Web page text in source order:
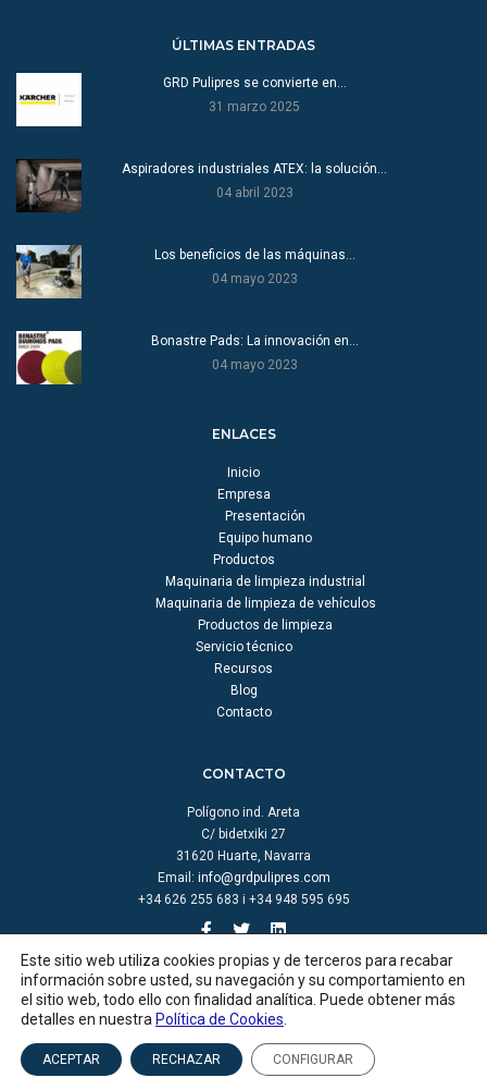
ÚLTIMAS ENTRADAS
GRD Pulipres se convierte en…
31 marzo 2025
Aspiradores industriales ATEX: la solución…
04 abril 2023
Los beneficios de las máquinas…
04 mayo 2023
Bonastre Pads: La innovación en…
04 mayo 2023
ENLACES
Inicio
Empresa
Presentación
Equipo humano
Productos
Maquinaria de limpieza industrial
Maquinaria de limpieza de vehículos
Productos de limpieza
Servicio técnico
Recursos
Blog
Contacto
CONTACTO
Polígono ind. Areta
C/ bidetxiki 27
31620 Huarte, Navarra
Email: info@grdpulipres.com
+34 626 255 683 i +34 948 595 695
© GRD pulipres |Aviso legal|Política de cookies
Créditos
Este sitio web utiliza cookies propias y de terceros para recabar
información sobre usted, su navegación y su comportamiento en
el sitio web, todo ello con finalidad analítica. Puede obtener más
detalles en nuestra Política de Cookies
ACEPTAR RECHAZAR CONFIGURAR